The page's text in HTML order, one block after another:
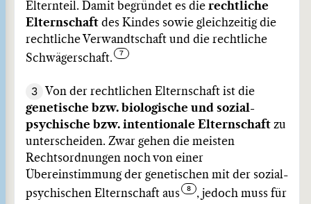
Elternteil. Damit begründet es die rechtliche
Elternschaft des Kindes sowie gleichzeitig die
rechtliche Verwandtschaft und die rechtliche
Schwägerschaft.
3
Von der rechtlichen Elternschaft ist die
genetische bzw. biologische und sozial-
psychische bzw. intentionale Elternschaft zu
unterscheiden. Zwar gehen die meisten
Rechtsordnungen noch von einer
Übereinstimmung der genetischen mit der sozial-
psychischen Elternschaft aus
, jedoch muss für